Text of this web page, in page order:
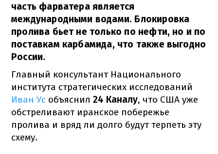
часть фарватера является
международными водами. Блокировка
пролива бьет не только по нефти, но и по
поставкам карбамида, что также выгодно
России.
Главный консультант Национального
института стратегических исследований
Иван Ус объяснил 24 Каналу, что США уже
обстреливают иранское побережье
пролива и вряд ли долго будут терпеть эту
схему.